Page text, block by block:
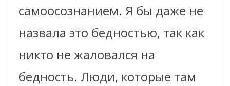
самоосознанием. Я бы даже не
назвала это бедностью, так как
никто не жаловался на
бедность. Люди, которые там